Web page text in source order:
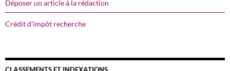
Déposer un article à la rédaction
Crédit d’impôt recherche
CLASSEMENTS ET INDEXATIONS